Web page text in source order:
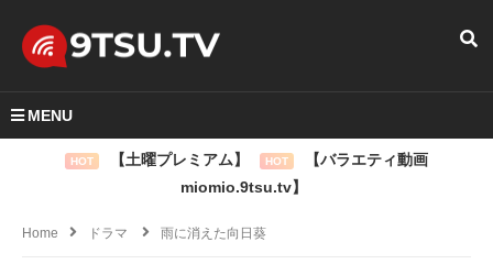
MENU
HOT 【土曜プレミアム】 HOT
【バラエティ動画
miomio.9tsu.tv】
Home ドラマ 雨に消えた向日葵